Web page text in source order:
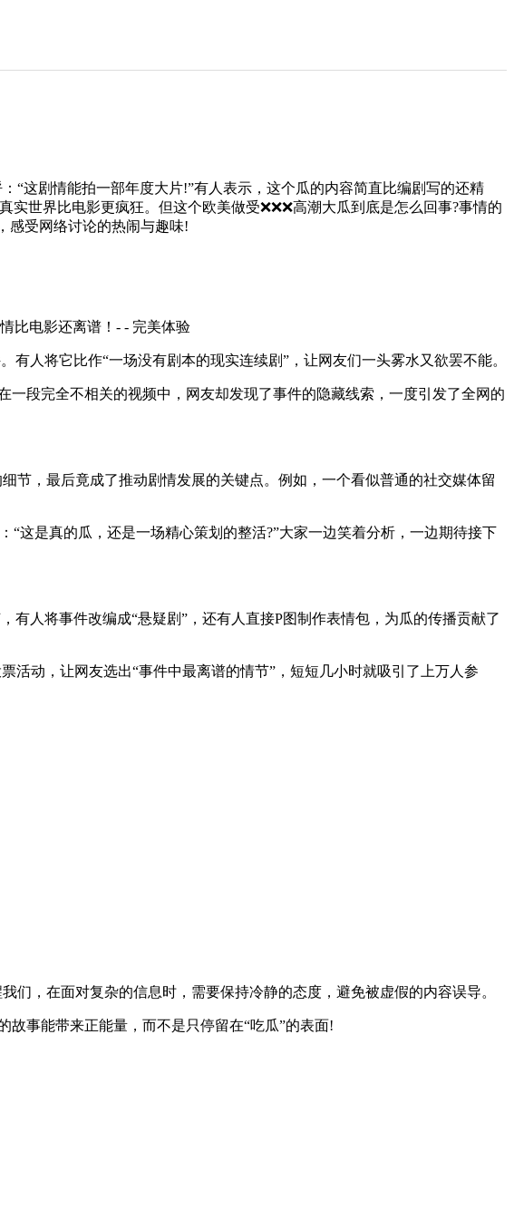
“这剧情能拍一部年度大片!”有人表示，这个瓜的内容简直比编剧写的还精
世界比电影更疯狂。但这个欧美做受❌❌❌高潮大瓜到底是怎么回事?事情的
感受网络讨论的热闹与趣味!
有人将它比作“一场没有剧本的现实连续剧”，让网友们一头雾水又欲罢不能。
段完全不相关的视频中，网友却发现了事件的隐藏线索，一度引发了全网的
节，最后竟成了推动剧情发展的关键点。例如，一个看似普通的社交媒体留
这是真的瓜，还是一场精心策划的整活?”大家一边笑着分析，一边期待接下
有人将事件改编成“悬疑剧”，还有人直接P图制作表情包，为瓜的传播贡献了
活动，让网友选出“事件中最离谱的情节”，短短几小时就吸引了上万人参
们，在面对复杂的信息时，需要保持冷静的态度，避免被虚假的内容误导。
故事能带来正能量，而不是只停留在“吃瓜”的表面!